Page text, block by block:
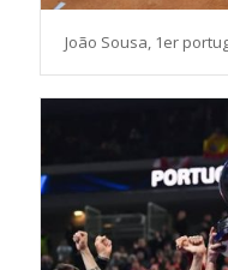
João Sousa, 1er